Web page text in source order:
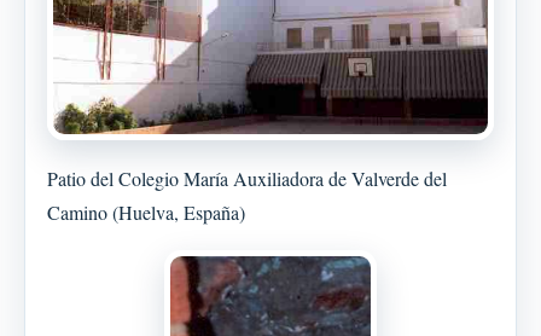
Patio del Colegio María Auxiliadora de Valverde del
Camino (Huelva, España)